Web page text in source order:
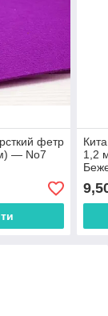
фетр
— No7
1,2